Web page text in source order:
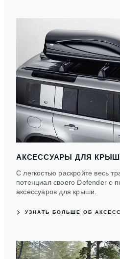
АКСЕССУАРЫ ДЛЯ
С легкостью раскройте весь
потенциал своего Defender с
аксессуаров для крыши.
УЗНАТЬ БОЛЬШЕ ОБ